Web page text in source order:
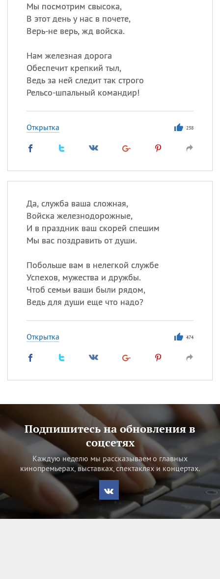
Мы посмотрим свысока,
В этот день у нас в почете,
Верь-не верь, жд войска.
Нам железная дорога
Обеспечит крепкий тыл,
Ведь за ней следит так строго
Рельсо-шпальный командир!
Открытка 238
Да, служба ваша сложная,
Войска железнодорожные,
И в праздник ваш скорей спешим
Мы вас поздравить от души.
Побольше вам в нелегкой службе
Успехов, мужества и дружбы.
Чтоб семьи ваши были рядом,
Ведь для души еще что надо?
Открытка 474
Подпишитесь на обновления в
соцсетях
Каждую неделю мы рассказываем о главных
кинопремьерах, выставках, спектаклях и концертах.